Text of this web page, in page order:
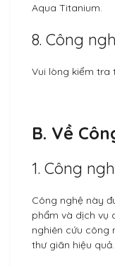
Aqua Titanium.
8. Công
Vui lòng kiểm tra
B. Về
1. Công
Công nghệ này
phẩm và dịch vụ
nghiên cứu công
thư giãn hiệu quả.